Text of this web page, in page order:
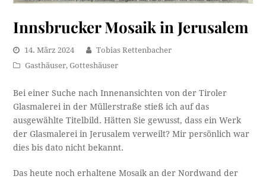
Innsbrucker Mosaik in Jerusalem
14. März 2024
Tobias Rettenbacher
Gasthäuser,Gotteshäuser
Bei einer Suche nach Innenansichten von der Tiroler
Glasmalerei in der Müllerstraße stieß ich auf das
ausgewählte Titelbild. Hätten Sie gewusst, dass ein Werk
der Glasmalerei in Jerusalem verweilt? Mir persönlich war
dies bis dato nicht bekannt.
Das heute noch erhaltene Mosaik an der Nordwand der